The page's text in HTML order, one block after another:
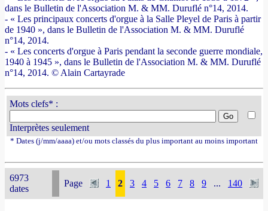
dans le Bulletin de l'Association M. & MM. Duruflé n°14, 2014.
- « Les principaux concerts d'orgue à la Salle Pleyel de Paris à partir
de 1940 », dans le Bulletin de l'Association M. & MM. Duruflé
n°14, 2014.
- « Les concerts d'orgue à Paris pendant la seconde guerre mondiale,
1940 à 1945 », dans le Bulletin de l'Association M. & MM. Duruflé
n°14, 2014. © Alain Cartayrade
Mots clefs* :
Interprètes seulement
* Dates (j/mm/aaaa) et/ou mots classés du plus important au moins important
6973
dates
Page 1 2 3 4 5 6 7 8 9 ... 140